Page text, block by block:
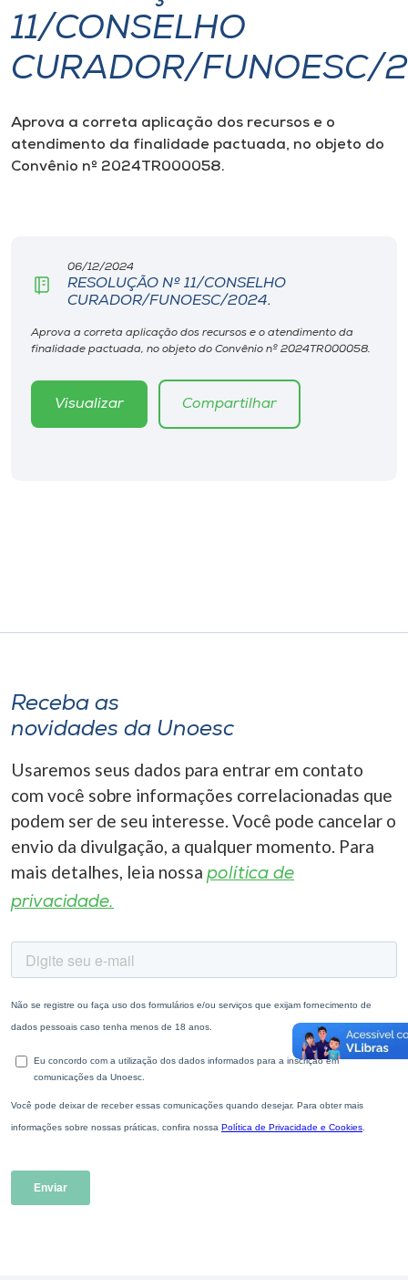
I.nova
Cultura
Editora
Museu
A-
11/CONSELHO
CURADOR/FUNOESC/
Aprova a correta aplicação dos recursos e o
atendimento da finalidade pactuada, no objeto do
Convênio nº 2024TR000058.
06/12/2024
RESOLUÇÃO Nº 11/CONSELHO
CURADOR/FUNOESC/2024.
Aprova a correta aplicação dos recursos e o atendimento da
finalidade pactuada, no objeto do Convênio nº 2024TR000058.
Visualizar Compartilhar
Receba as
novidades da Unoesc
Usaremos seus dados para entrar em contato
com você sobre informações correlacionadas que
podem ser de seu interesse. Você pode cancelar o
envio da divulgação, a qualquer momento. Para
mais detalhes, leia nossa política de
privacidade.